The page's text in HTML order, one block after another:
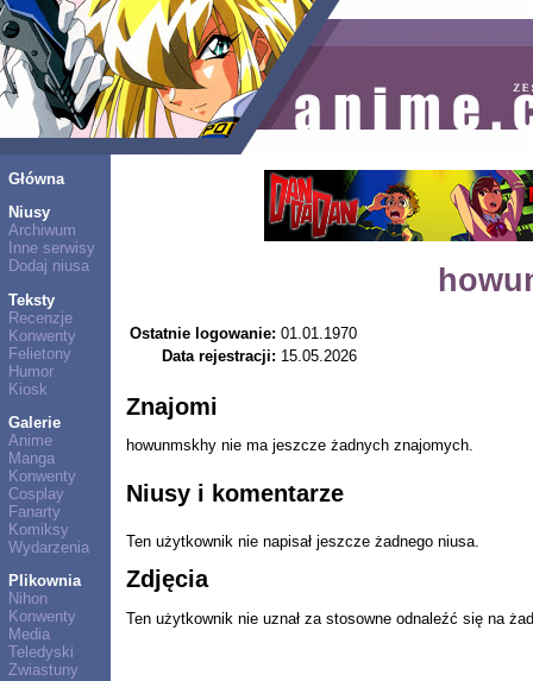
Główna
Niusy
Archiwum
Inne serwisy
Dodaj niusa
Teksty
Recenzje
Konwenty
Felietony
Humor
Kiosk
Galerie
Anime
Manga
Konwenty
Cosplay
Fanarty
Komiksy
Wydarzenia
Plikownia
Nihon
Konwenty
Media
Teledyski
Zwiastuny
Ostatnie logowanie: 01.01.1970
Data rejestracji: 15.05.2026
Znajomi
howunmskhy nie ma jeszcze żadnych znajomych.
Niusy i komentarze
Ten użytkownik nie napisał jeszcze żadnego niusa.
Zdjęcia
Ten użytkownik nie uznał za stosowne odnaleźć się na